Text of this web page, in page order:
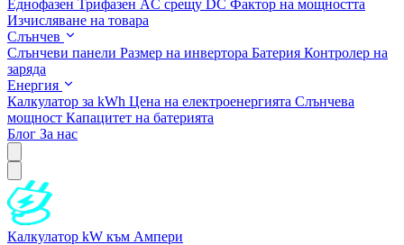
Еднофазен Трифазен AC срещу DC Фактор на мощността
Изчисляване на товара
Слънчев
Слънчеви панели Размер на инвертора Батерия Контролер на
заряда
Енергия
Калкулатор за kWh Цена на електроенергията Слънчева
мощност Капацитет на батерията
Блог За нас
Калкулатор kW към Ампери